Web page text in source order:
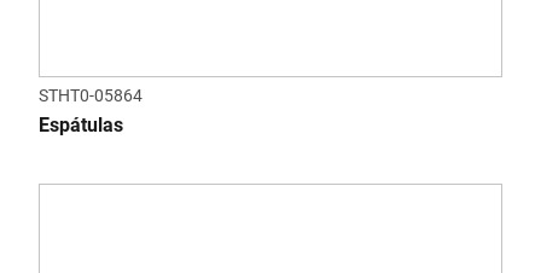
STHT0-05864
Espátulas